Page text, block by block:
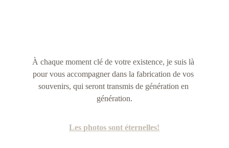
À chaque moment clé de votre existence, je suis là
pour vous accompagner dans la fabrication de vos
souvenirs, qui seront transmis de génération en
génération.
Les photos sont éternelles!